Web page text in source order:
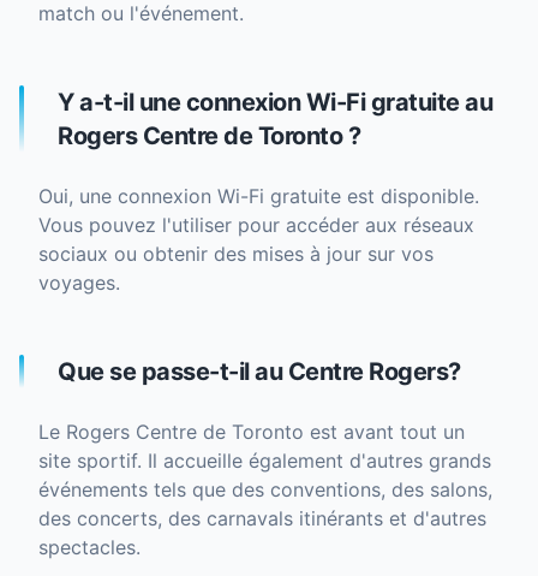
match ou l'événement.
Y a-t-il une connexion Wi-Fi gratuite au
Rogers Centre de Toronto ?
Oui, une connexion Wi-Fi gratuite est disponible.
Vous pouvez l'utiliser pour accéder aux réseaux
sociaux ou obtenir des mises à jour sur vos
voyages.
Que se passe-t-il au Centre Rogers?
Le Rogers Centre de Toronto est avant tout un
site sportif. Il accueille également d'autres grands
événements tels que des conventions, des salons,
des concerts, des carnavals itinérants et d'autres
spectacles.